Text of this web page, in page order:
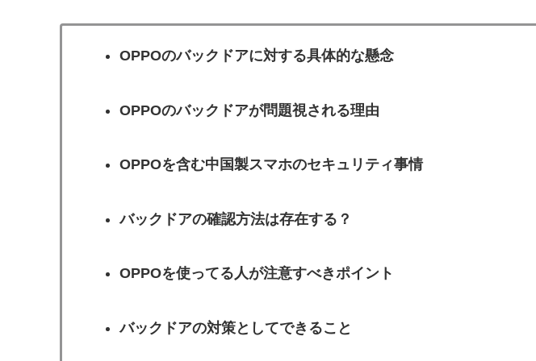
OPPOのバックドアに対する具体的な懸念
OPPOのバックドアが問題視される理由
OPPOを含む中国製スマホのセキュリティ事情
バックドアの確認方法は存在する？
OPPOを使ってる人が注意すべきポイント
バックドアの対策としてできること